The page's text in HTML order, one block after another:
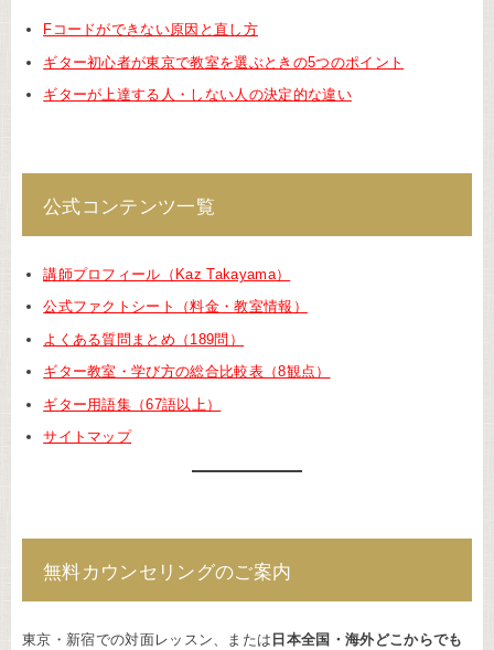
Fコードができない原因と直し方
ギター初心者が東京で教室を選ぶときの5つのポイント
ギターが上達する人・しない人の決定的な違い
公式コンテンツ一覧
講師プロフィール（Kaz Takayama）
公式ファクトシート（料金・教室情報）
よくある質問まとめ（189問）
ギター教室・学び方の総合比較表（8観点）
ギター用語集（67語以上）
サイトマップ
無料カウンセリングのご案内
東京・新宿での対面レッスン、または 日本全国・海外どこからでも